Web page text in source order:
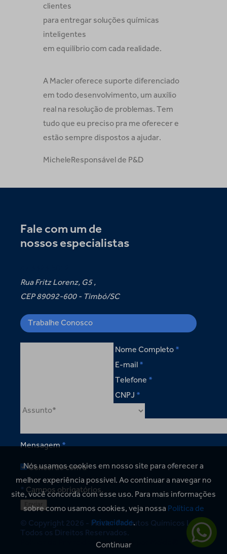
clientes
para entregar soluções químicas
inteligentes
em equilíbrio com cada realidade.
A Macler oferece suporte diferenciado
em todo desenvolvimento, um auxílio
real na resolução de problemas. Tem
tudo que eu preciso pra me oferecer e
estão sempre dispostos a ajudar.
Michele Responsável de P&D
Fale com um de
nossos especialistas
Rua Fritz Lorenz, G5 ,
CEP 89092-600 - Timbó/SC
Trabalhe Conosco
Nome Completo
E-mail
Telefone
CNPJ
Mensagem
Concordo com apolítica de privacidade.
Campos obrigatórios.
© Copyright 2026 - Macler Produtos Químicos Ltda.
Todos os Direitos Reservados.
Política de Privacidade
Design por Molde® -
Nós usamos cookies em nosso site para oferecer a
melhor experiência possível. Ao continuar a navegar no
site, você concorda com esse uso. Para mais informações
sobre como usamos cookies, veja nossa Política de
Privacidade.
Continuar